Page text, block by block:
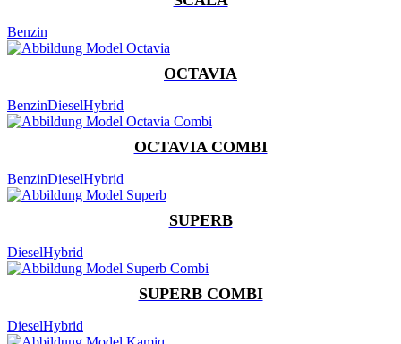
Benzin
OCTAVIA
BenzinDieselHybrid
OCTAVIA COMBI
BenzinDieselHybrid
SUPERB
DieselHybrid
SUPERB COMBI
DieselHybrid